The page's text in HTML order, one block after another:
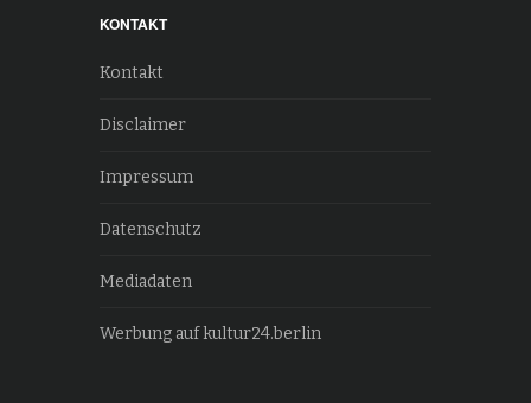
KONTAKT
Kontakt
Disclaimer
Impressum
Datenschutz
Mediadaten
Werbung auf kultur24.berlin